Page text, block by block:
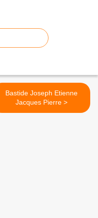
Bastide Joseph Etienne
Jacques Pierre >